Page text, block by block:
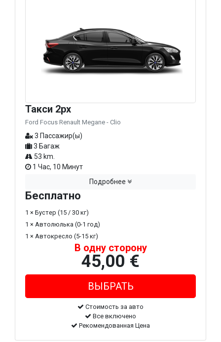
Такси 2px
Ford Focus Renault Megane - Clio
3 Пассажир(ы)
3 Багаж
53 km.
1 Час, 10 Минут
Подробнее
Бесплатно
1 × Бустер (15 / 30 кг)
1 × Автолюлька (0-1 год)
1 × Автокресло (5-15 кг)
В одну сторону
45,00 €
Стоимость за авто
Все включено
Рекомендованная Цена